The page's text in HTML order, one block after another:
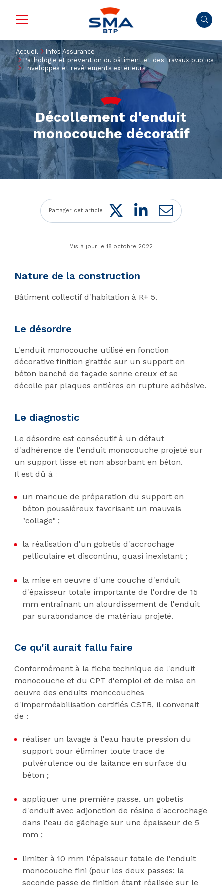
Accueil
Infos Assurance
Pathologie et prévention du bâtiment et des travaux publics
Enveloppes et revêtements extérieurs
Décollement d'enduit
monocouche décoratif
Partager cet article Twitter
LinkedIn
Mail
Mis à jour le 18 octobre 2022
Nature de la construction
Bâtiment collectif d'habitation à R+ 5.
Le désordre
L'enduit monocouche utilisé en fonction
décorative finition grattée sur un support en
béton banché de façade sonne creux et se
décolle par plaques entières en rupture adhésive.
Le diagnostic
Le désordre est consécutif à un défaut
d'adhérence de l'enduit monocouche projeté sur
un support lisse et non absorbant en béton.
Il est dû à :
un manque de préparation du support en
béton poussiéreux favorisant un mauvais
"collage" ;
la réalisation d'un gobetis d'accrochage
pelliculaire et discontinu, quasi inexistant ;
la mise en oeuvre d'une couche d'enduit
d'épaisseur totale importante de l'ordre de 15
mm entraînant un alourdissement de l'enduit
par surabondance de matériau projeté.
Ce qu'il aurait fallu faire
Conformément à la fiche technique de l'enduit
monocouche et du CPT d'emploi et de mise en
oeuvre des enduits monocouches
d'imperméabilisation certifiés CSTB, il convenait
de :
réaliser un lavage à l'eau haute pression du
support pour éliminer toute trace de
pulvérulence ou de laitance en surface du
béton ;
appliquer une première passe, un gobetis
d'enduit avec adjonction de résine d'accrochage
dans l'eau de gâchage sur une épaisseur de 5
mm ;
limiter à 10 mm l'épaisseur totale de l'enduit
monocouche fini (pour les deux passes: la
seconde passe de finition étant réalisée sur le